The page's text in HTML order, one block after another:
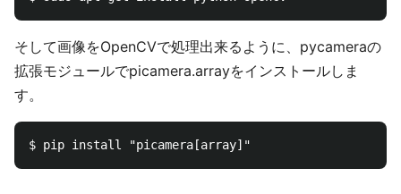
そして画像をOpenCVで処理出来るように、pycameraの
拡張モジュールでpicamera.arrayをインストールしま
す。